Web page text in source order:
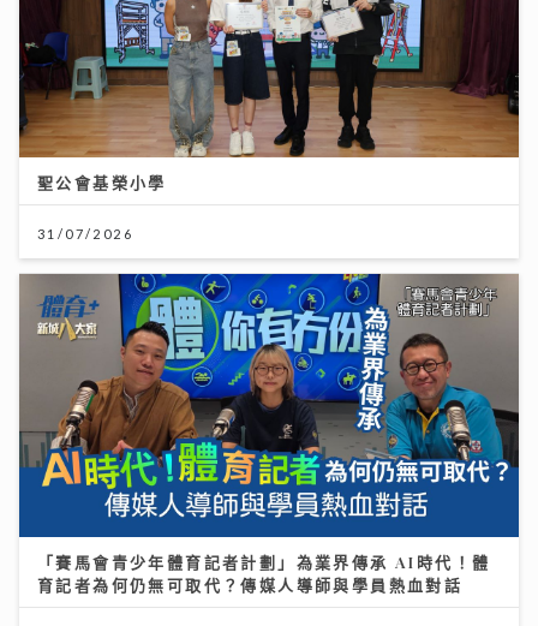
聖公會基榮小學
31/07/2026
「賽馬會青少年體育記者計劃」為業界傳承 AI時代！體
育記者為何仍無可取代？傳媒人導師與學員熱血對話